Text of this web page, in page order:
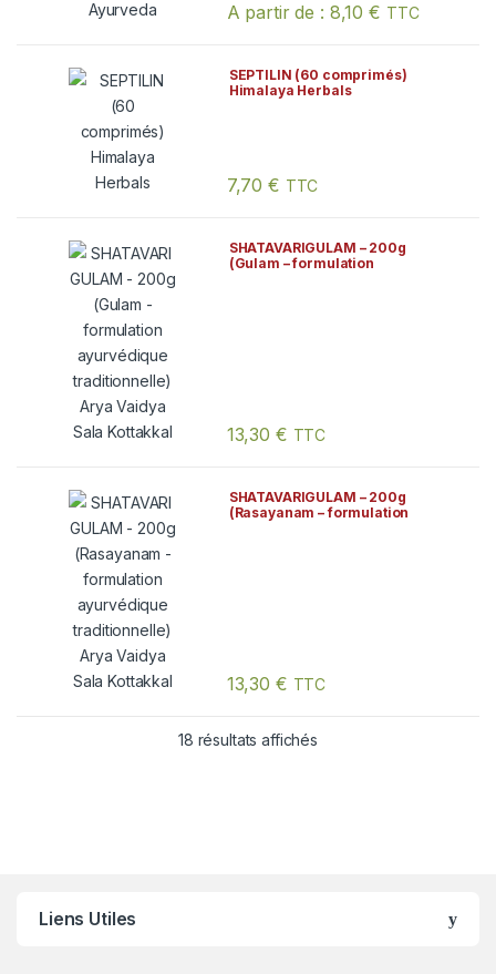
A partir de : 8,10€ TTC
Ce produit a plusieurs variations.
SEPTILIN (60 comprimés)
Himalaya Herbals
7,70 € TTC
SHATAVARIGULAM – 200g
(Gulam – formulation
13,30 € TTC
SHATAVARIGULAM – 200g
(Rasayanam – formulation
13,30 € TTC
18 résultats affichés
Liens Utiles